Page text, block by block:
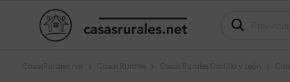
CasasRurales.net Casas Rurales Casas Rurales Castilla y León